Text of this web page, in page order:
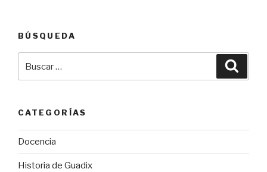
BÚSQUEDA
por:
CATEGORÍAS
Docencia
Historia de Guadix